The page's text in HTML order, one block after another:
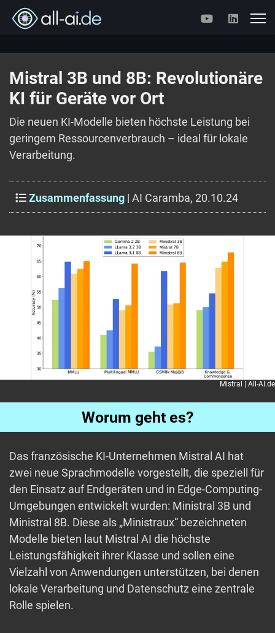
Mistral 3B und 8B: Revolutionäre
KI für Geräte vor Ort
Die neuen KI-Modelle bieten höchste Leistung bei
geringem Ressourcenverbrauch – ideal für lokale
Verarbeitung.
Zusammenfassung | AI Caramba, 20.10.24
Mistral | All-AI.de
Worum geht es?
Das französische KI-Unternehmen Mistral AI hat
zwei neue Sprachmodelle vorgestellt, die speziell für
den Einsatz auf Endgeräten und in Edge-Computing-
Umgebungen entwickelt wurden: Ministral 3B und
Ministral 8B. Diese als „Ministraux“ bezeichneten
Modelle bieten laut Mistral AI die höchste
Leistungsfähigkeit ihrer Klasse und sollen eine
Vielzahl von Anwendungen unterstützen, bei denen
lokale Verarbeitung und Datenschutz eine zentrale
Rolle spielen.